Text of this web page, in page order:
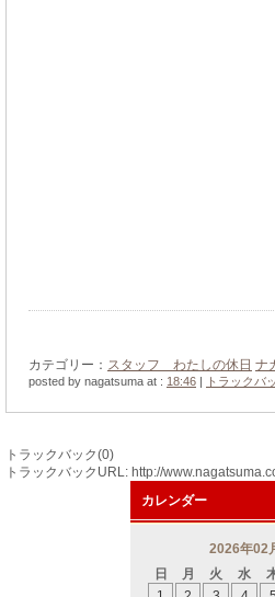
カテゴリー： スタッフ わたしの休日 ナ
posted by nagatsuma at : 18:46 | トラックバ
トラックバック(0)
トラックバックURL: http://
カレンダー
2026年02
日
月 火 水